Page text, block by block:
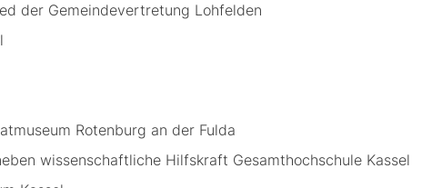
der Gemeindevertretung Lohfelden
Rotenburg an der Fulda
wissenschaftliche Hilfskraft Gesamthochschule Kassel